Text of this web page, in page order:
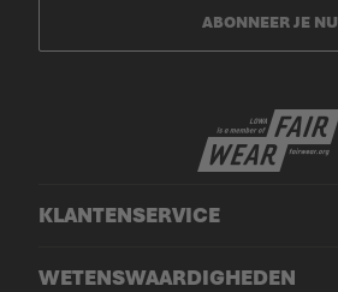
KLANTENSERVICE
WETENSWAARDIGHEDEN
ABONNEER JE NU